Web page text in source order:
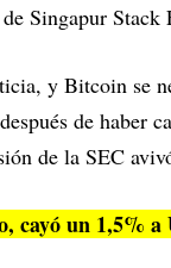
Singapur Stack
y Bitcoin se
de haber
de la SEC
cayó un 1,5% a